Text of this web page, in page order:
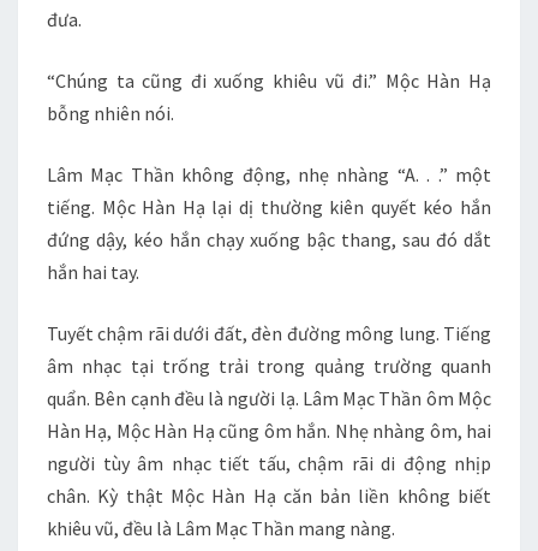
đưa.
“Chúng ta cũng đi xuống khiêu vũ đi.” Mộc Hàn Hạ
bỗng nhiên nói.
Lâm Mạc Thần không động, nhẹ nhàng “A. . .” một
tiếng. Mộc Hàn Hạ lại dị thường kiên quyết kéo hắn
đứng dậy, kéo hắn chạy xuống bậc thang, sau đó dắt
hắn hai tay.
Tuyết chậm rãi dưới đất, đèn đường mông lung. Tiếng
âm nhạc tại trống trải trong quảng trường quanh
quẩn. Bên cạnh đều là người lạ. Lâm Mạc Thần ôm Mộc
Hàn Hạ, Mộc Hàn Hạ cũng ôm hắn. Nhẹ nhàng ôm, hai
người tùy âm nhạc tiết tấu, chậm rãi di động nhịp
chân. Kỳ thật Mộc Hàn Hạ căn bản liền không biết
khiêu vũ, đều là Lâm Mạc Thần mang nàng.